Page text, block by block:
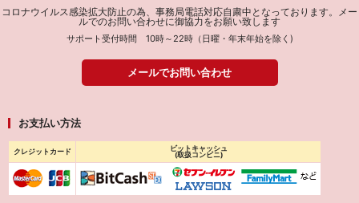
コロナウイルス感染拡大防止の為、事務局電話対応自粛中となっております。メー
ルでのお問い合わせに御協力をお願い致します
サポート受付時間 10時～22時（日曜・年末年始を除く)
メールでお問い合わせ
お支払い方法
クレジットカード
ビットキャッシュ
(取扱コンビニ)